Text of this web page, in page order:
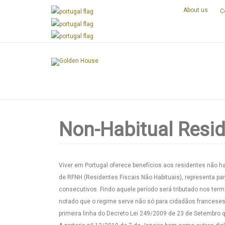
About us
Non-Habitual
Viver em Portugal oferece benefícios aos residentes não
de RFNH (Residentes Fiscais Não Habituais), representa
consecutivos. Findo aquele período será tributado nos
notado que o regime serve não só para cidadãos
primeira linha do Decreto Lei 249/2009 de 23 de Setembro